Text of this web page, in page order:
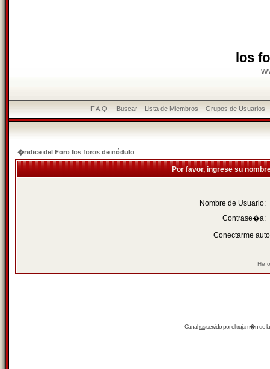
los
F.A.Q. Buscar Lista de Miembros Grupos de Usuarios
�ndice del Foro los foros de nódulo
Por favor, ingrese su
Nombre de Usuario:
Contrase�a:
Conectarme
He
Canalrssservido por eltrujam�nde